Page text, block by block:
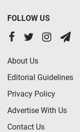
FOLLOW US
About Us
Editorial Guidelines
Privacy Policy
Advertise With Us
Contact Us